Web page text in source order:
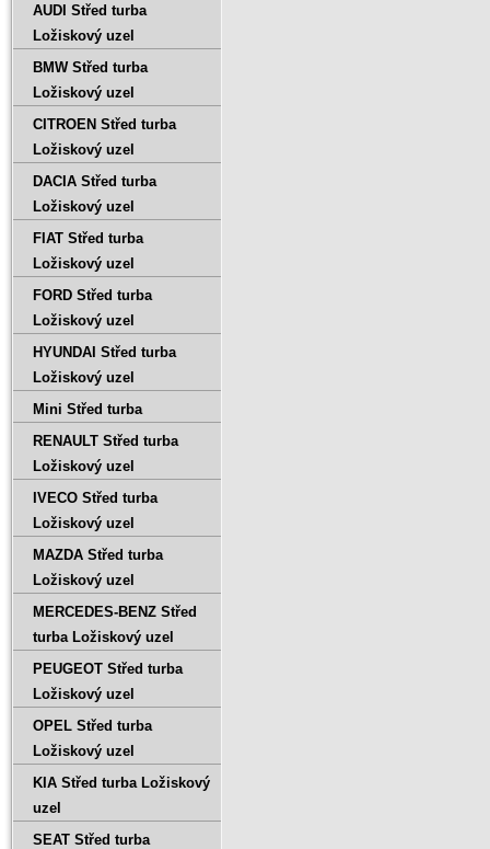
AUDI Střed turba
Ložiskový uzel
BMW Střed turba
Ložiskový uzel
CITROEN Střed turba
Ložiskový uzel
DACIA Střed turba
Ložiskový uzel
FIAT Střed turba
Ložiskový uzel
FORD Střed turba
Ložiskový uzel
HYUNDAI Střed turba
Ložiskový uzel
Mini Střed turba
RENAULT Střed turba
Ložiskový uzel
IVECO Střed turba
Ložiskový uzel
MAZDA Střed turba
Ložiskový uzel
MERCEDES-BENZ Střed
turba Ložiskový uzel
PEUGEOT Střed turba
Ložiskový uzel
OPEL Střed turba
Ložiskový uzel
KIA Střed turba Ložiskový
uzel
SEAT Střed turba